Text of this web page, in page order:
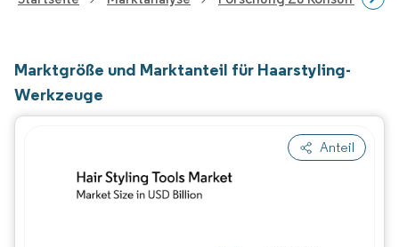
Marktgröße und Marktanteil für Haarstyling-
Werkzeuge
Anteil